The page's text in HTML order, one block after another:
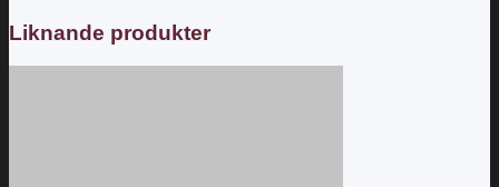
Liknande produkter